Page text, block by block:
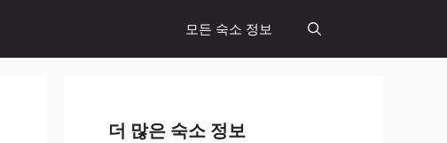
모든 숙소 정보
더 많은 숙소 정보